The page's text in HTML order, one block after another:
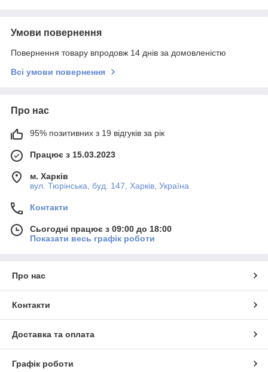
Умови повернення
Повернення товару впродовж 14 днів за домовленістю
Всі умови повернення
Про нас
95% позитивних з 19 відгуків за рік
Працює з 15.03.2023
м. Харків
вул. Тюрінська, буд. 147, Харків, Україна
Контакти
Сьогодні працює з 09:00 до 18:00
Показати весь графік роботи
Про нас
Контакти
Доставка та оплата
Графік роботи